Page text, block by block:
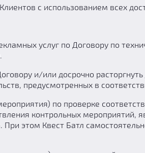
с использованием всех
услуг по Договору по
и/или досрочно
предусмотренных в
по проверке
контрольных
этом Квест Батл